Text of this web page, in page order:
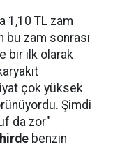
1,10 TL zam
bu zam sonrası
bir ilk olarak
çok yüksek
Şimdi
da zor"
benzin